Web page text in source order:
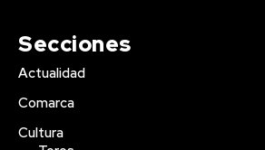
Secciones
Actualidad
Comarca
Cultura